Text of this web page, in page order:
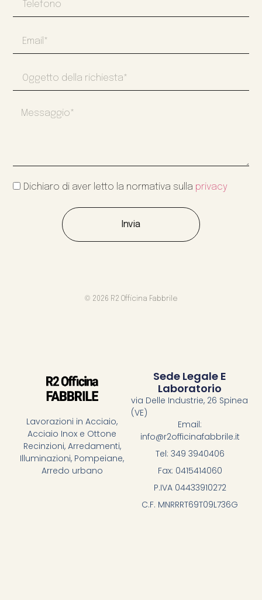
Dichiaro di aver letto la normativa sulla privacy
Invia
© 2026 R2 Officina Fabbrile
Lavorazioni in Acciaio,
Acciaio Inox e Ottone
Recinzioni, Arredamenti,
Illuminazioni, Pompeiane,
Arredo urbano
Sede Legale E
Laboratorio
via Delle Industrie, 26 Spinea
(VE)
Email:
info@r2officinafabbrile.it
Tel: 349 3940406
Fax: 0415414060
P.IVA 04433910272
C.F. MNRRRT69T09L736G